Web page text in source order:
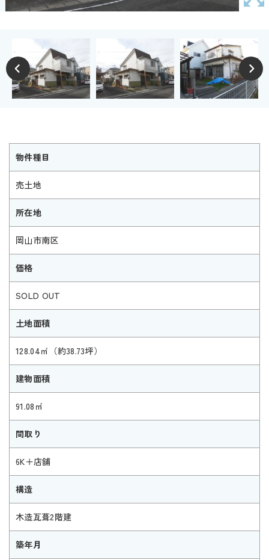
物件種目
売土地
所在地
岡山市南区
価格
SOLD OUT
土地面積
128.04㎡（約38.73坪）
建物面積
91.08㎡
間取り
6K＋店舗
構造
木造瓦葺2階建
築年月